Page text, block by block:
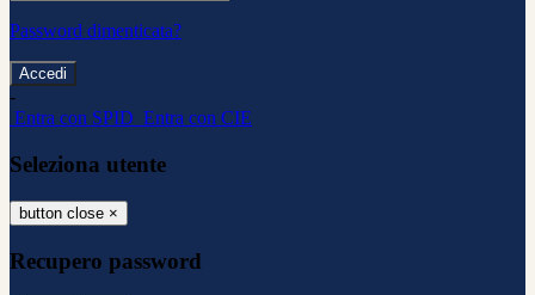
Password dimenticata?
-
Entra con SPID Entra con CIE
Seleziona utente
button close ×
Recupero password